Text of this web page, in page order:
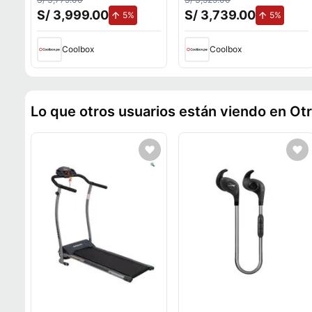
Incorporado + Disco Duro
2Tb
S/ 3,999.00 5%
Coolbox
Incorporado + Disco Duro
2Tb
S/ 3,739.00 5%
Coolbox
Lo que otros usuarios están viendo en